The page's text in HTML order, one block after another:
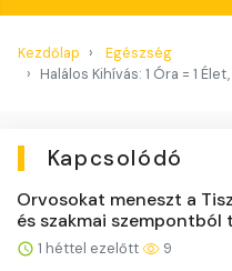
Kezdőlap
Egészség
Halálos Kihívás: 1 Óra = 1
Kapcsolódó
Orvosokat meneszt a
és szakmai
1 héttel ezelőtt 9